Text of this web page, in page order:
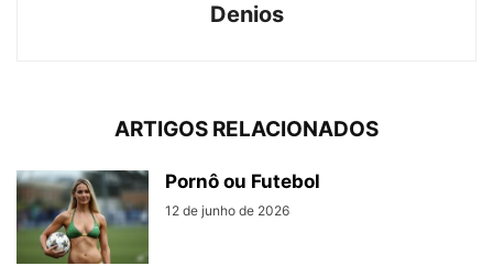
Denios
ARTIGOS RELACIONADOS
Pornô ou Futebol
12 de junho de 2026